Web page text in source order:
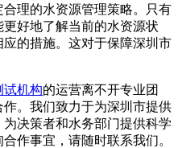
理的水资源管理策略。只有
好地了解当前的水资源状
的措施。这对于保障深圳市
试机构的运营离不开专业团
。我们致力于为深圳市提供
决策者和水务部门提供科学
作事宜，请随时联系我们。